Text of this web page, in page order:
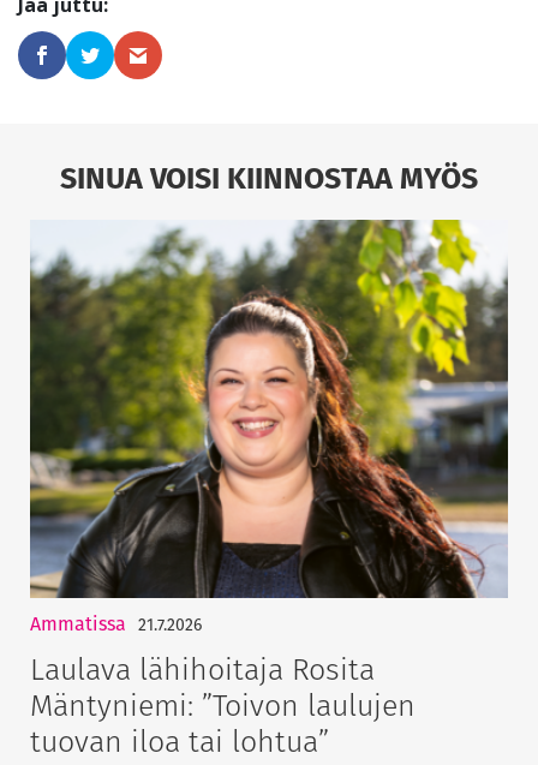
SINUA VOISI KIINNOSTAA MYÖS
Ammatissa 21.7.2026
Laulava lähihoitaja Rosita
Mäntyniemi: ”Toivon laulujen
tuovan iloa tai lohtua”